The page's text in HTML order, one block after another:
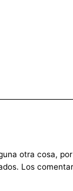
otra cosa,
Los